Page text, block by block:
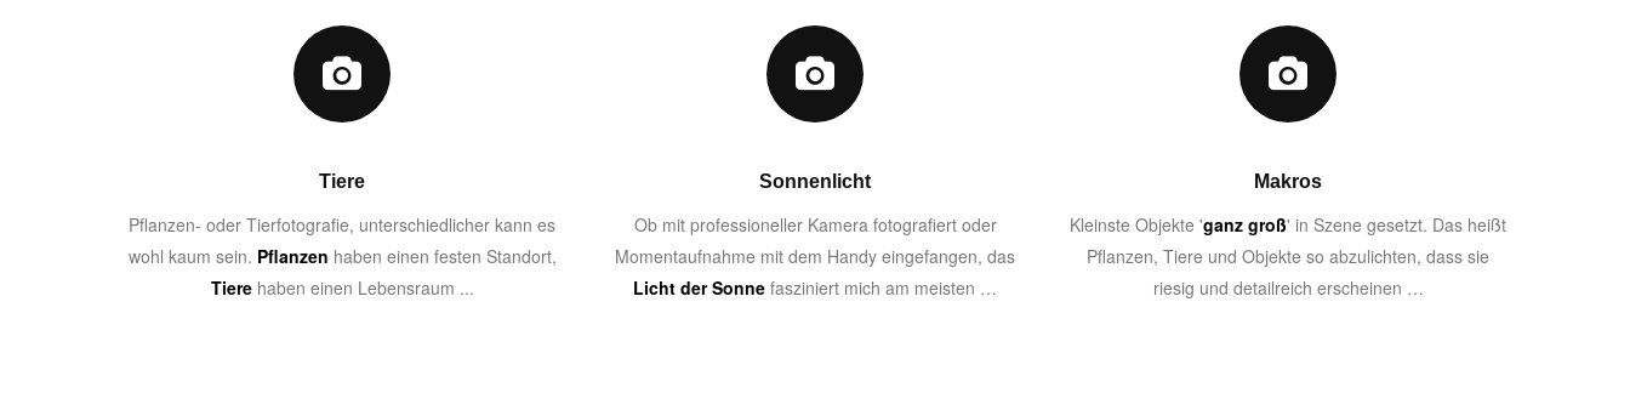
Tiere
Pflanzen- oder Tierfotografie, unterschiedlicher kann es
wohl kaum sein. Pflanzen haben einen festen Standort,
Tierehaben einen Lebensraum ...
Sonnenlicht
Ob mit professioneller Kamera fotografiert oder
Momentaufnahme mit dem Handy eingefangen, das
Licht der Sonne fasziniert mich am meisten …
Makros
Kleinste Objekte 'ganz groß' in Szene gesetzt. Das heißt
Pflanzen, Tiere und Objekte so abzulichten, dass sie
riesig und detailreich erscheinen …